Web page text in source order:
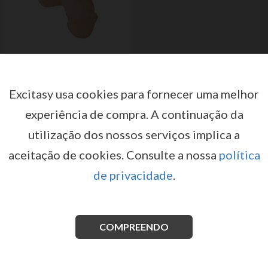
Registe-se ou inicie sessão para
de venda
Excitasy usa cookies para fornecer uma melhor
experiência de compra.A continuação da
utilização dos nossos serviços implica a
aceitação de cookies.Consulte a nossa política
de privacidade.
COMPREENDO